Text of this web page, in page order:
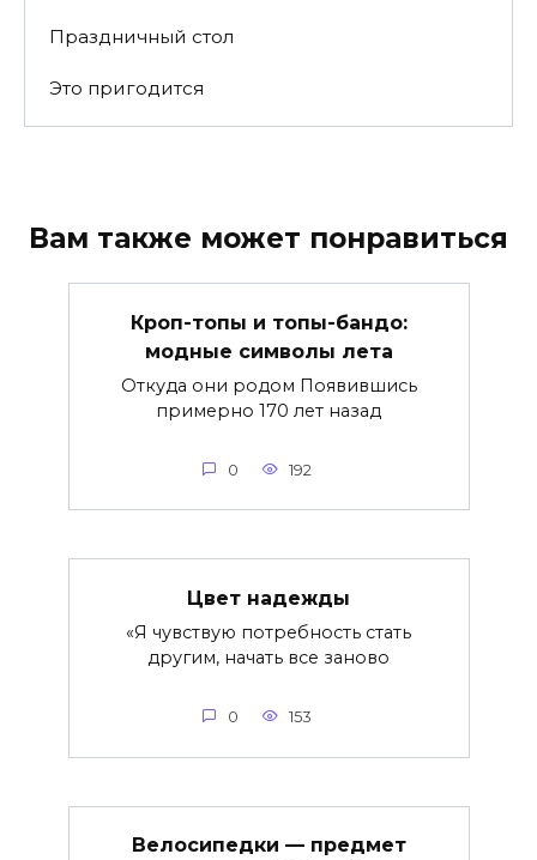
Праздничный стол
Это пригодится
Вам также может понравиться
Кроп-топы и топы-бандо:
модные символы лета
Откуда они родом Появившись
примерно 170 лет назад
0 192
Цвет надежды
«Я чувствую потребность стать
другим, начать все заново
0 153
Велосипедки — предмет